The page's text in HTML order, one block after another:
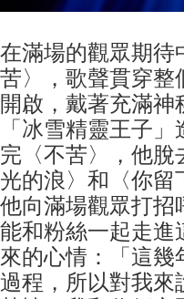
在滿場的觀眾期
苦〉，歌聲貫穿整
開啟，戴著充滿
「冰雪精靈王子
完〈不苦〉，他脫
光的浪〉和〈你留
他向滿場觀眾打招
能和粉絲一起走進
來的心情：「這幾
過程，所以對我來